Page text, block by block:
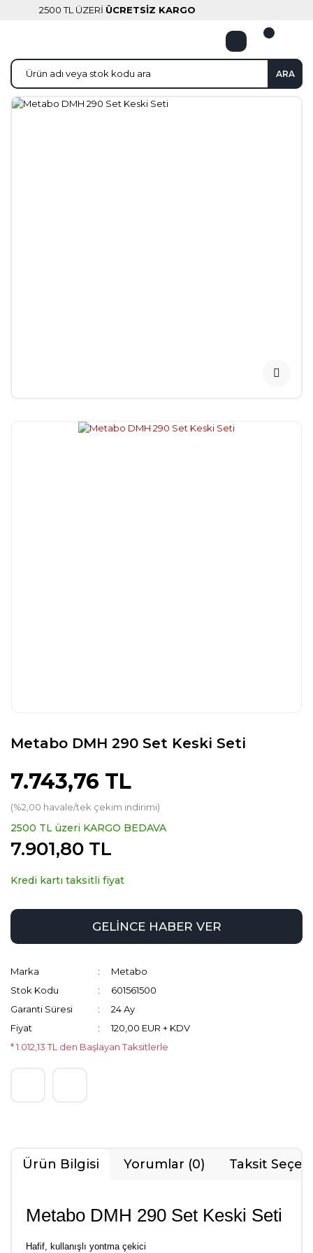
2500 TL ÜZERİ ÜCRETSİZ KARGO
ARA
Metabo DMH 290 Set Keski Seti
7.743,76 TL
(%2,00 havale/tek çekim indirimi)
2500 TL üzeri KARGO BEDAVA
7.901,80 TL
Kredi kartı taksitli fiyat
GELİNCE HABER VER
Marka
Metabo
Stok Kodu
601561500
Garanti Süresi
24 Ay
Fiyat
120,00 EUR + KDV
* 1.012,13 TL den Başlayan Taksitlerle
Ürün Bilgisi Yorumlar (0) Taksit
Metabo DMH 290 Set Keski Seti
Hafif, kullanışlı yontma çekici